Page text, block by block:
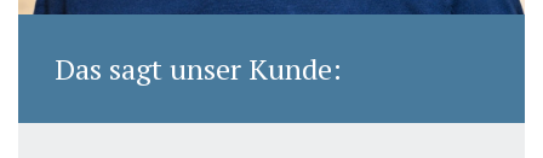
Das sagt unser Kunde: